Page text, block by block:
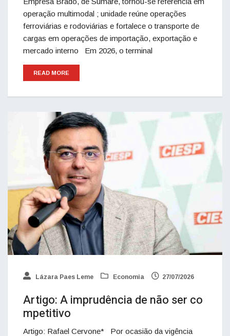
operação multimodal ; unidade reúne operações
ferroviárias e rodoviárias e fortalece o transporte de
cargas em operações de importação, exportação e
mercado interno Em 2026, o terminal
READ MORE
Lázara Paes Leme Economia 27/07/2026
Artigo: A imprudência de não ser co
mpetitivo
Artigo: Rafael Cervone* Por ocasião da vigência